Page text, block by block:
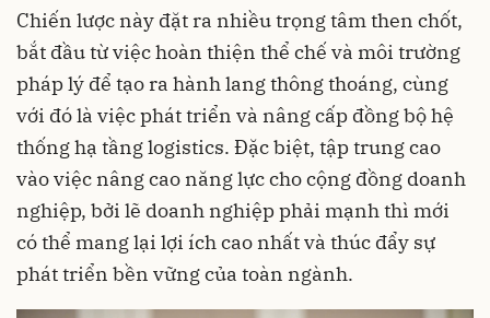
Chiến lược này đặt ra nhiều trọng tâm then chốt,
bắt đầu từ việc hoàn thiện thể chế và môi trường
pháp lý để tạo ra hành lang thông thoáng, cùng
với đó là việc phát triển và nâng cấp đồng bộ hệ
thống hạ tầng logistics. Đặc biệt, tập trung cao
vào việc nâng cao năng lực cho cộng đồng doanh
nghiệp, bởi lẽ doanh nghiệp phải mạnh thì mới
có thể mang lại lợi ích cao nhất và thúc đẩy sự
phát triển bền vững của toàn ngành.